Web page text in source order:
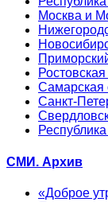
Москва и
Самарская
Санкт-
СМИ. Архив
«Доброе